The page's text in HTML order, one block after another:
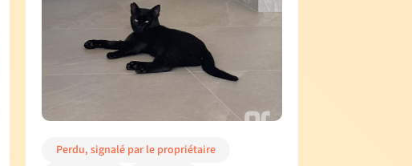
Perdu, signalé par le propriétaire